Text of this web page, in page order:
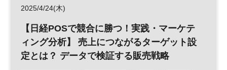
2025/4/24(木)
【日経POSで競合に勝つ！実践・マーケテ
ィング分析】 売上につながるターゲット設
定とは？ データで検証する販売戦略